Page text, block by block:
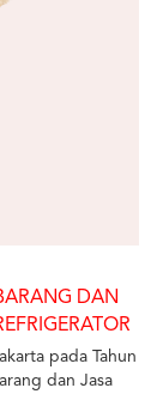
DAN
pada Tahun
dan Jasa